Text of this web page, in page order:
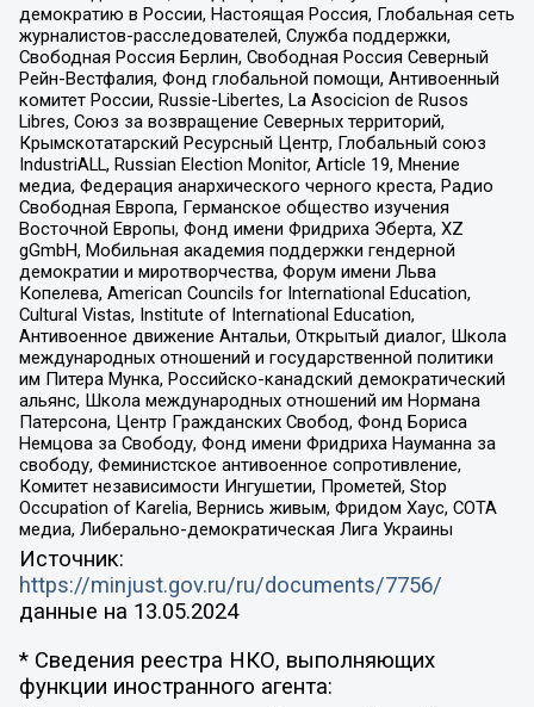
демократию в России, Настоящая Россия, Глобальная сеть
журналистов-расследователей, Служба поддержки,
Свободная Россия Берлин, Свободная Россия Северный
Рейн-Вестфалия, Фонд глобальной помощи, Антивоенный
комитет России, Russie-Libertes, La Asocicion de Rusos
Libres, Союз за возвращение Северных территорий,
Крымскотатарский Ресурсный Центр, Глобальный союз
IndustriALL, Russian Election Monitor, Article 19, Мнение
медиа, Федерация анархического черного креста, Радио
Свободная Европа, Германское общество изучения
Восточной Европы, Фонд имени Фридриха Эберта, XZ
gGmbH, Мобильная академия поддержки гендерной
демократии и миротворчества, Форум имени Льва
Копелева, American Councils for International Education,
Cultural Vistas, Institute of International Education,
Антивоенное движение Антальи, Открытый диалог, Школа
международных отношений и государственной политики
им Питера Мунка, Российско-канадский демократический
альянс, Школа международных отношений им Нормана
Патерсона, Центр Гражданских Свобод, Фонд Бориса
Немцова за Свободу, Фонд имени Фридриха Науманна за
свободу, Феминистское антивоенное сопротивление,
Комитет независимости Ингушетии, Прометей, Stop
Occupation of Karelia, Вернись живым, Фридом Хаус, СОТА
медиа, Либерально-демократическая Лига Украины
Источник:
https://minjust.gov.ru/ru/documents/7756/
данные на 13.05.2024
* Сведения реестра НКО, выполняющих
функции иностранного агента: